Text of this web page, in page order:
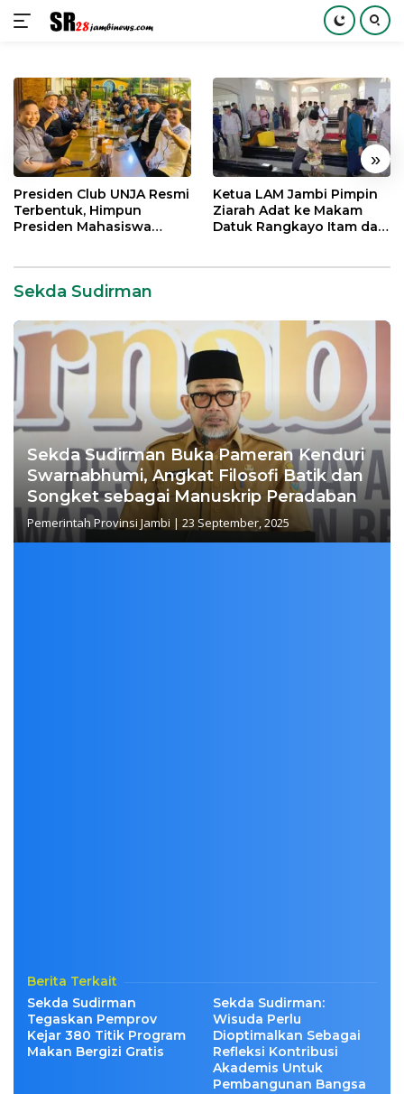
konten
« »
Presiden Club UNJA Resmi
Terbentuk, Himpun
Presiden Mahasiswa
Ketua LAM Jambi Pimpin
Ziarah Adat ke Makam
Datuk Rangkayo Itam dan
Sekda Sudirman
Sekda Sudirman Buka Pameran Kenduri
Swarnabhumi, Angkat Filosofi Batik dan
Songket sebagai Manuskrip Peradaban
Pemerintah Provinsi Jambi | 23 September, 2025
Berita Terkait
Sekda Sudirman
Tegaskan Pemprov
Kejar 380 Titik Program
Makan Bergizi Gratis
Sekda Sudirman:
Wisuda Perlu
Dioptimalkan Sebagai
Refleksi Kontribusi
Akademis Untuk
Pembangunan Bangsa